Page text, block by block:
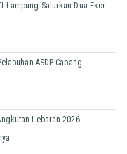
Lampung Salurkan Dua Ekor
ASDP Cabang
Lebaran 2026